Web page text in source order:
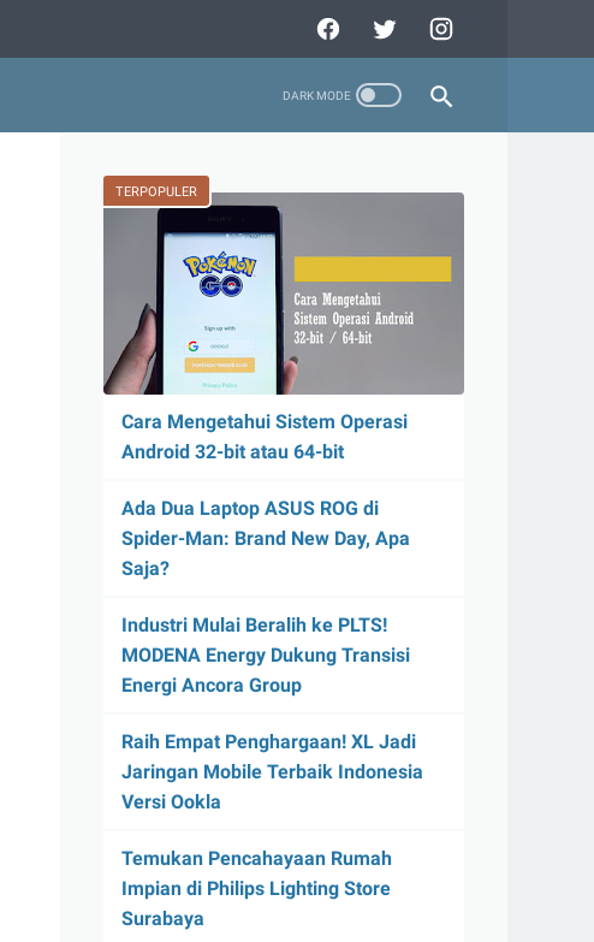
TERPOPULER
Cara Mengetahui Sistem Operasi
Android 32-bit atau 64-bit
Ada Dua Laptop ASUS ROG di
Spider-Man: Brand New Day, Apa
Saja?
Industri Mulai Beralih ke PLTS!
MODENA Energy Dukung Transisi
Energi Ancora Group
Raih Empat Penghargaan! XL Jadi
Jaringan Mobile Terbaik Indonesia
Versi Ookla
Temukan Pencahayaan Rumah
Impian di Philips Lighting Store
Surabaya